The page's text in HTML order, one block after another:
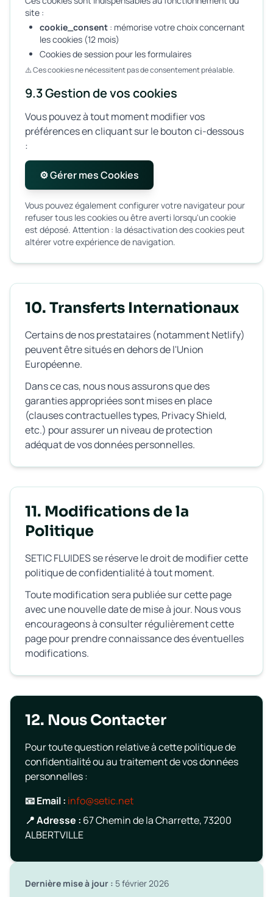
site :
cookie_consent : mémorise votre choix concernant
les cookies (12 mois)
Cookies de session pour les formulaires
⚠️ Ces cookies ne nécessitent pas de consentement préalable.
9.3 Gestion de vos cookies
Vous pouvez à tout moment modifier vos
préférences en cliquant sur le bouton ci-dessous
:
⚙️ Gérer mes Cookies
Vous pouvez également configurer votre navigateur pour
refuser tous les cookies ou être averti lorsqu'un cookie
est déposé. Attention : la désactivation des cookies peut
altérer votre expérience de navigation.
10. Transferts Internationaux
Certains de nos prestataires (notamment Netlify)
peuvent être situés en dehors de l'Union
Européenne.
Dans ce cas, nous nous assurons que des
garanties appropriées sont mises en place
(clauses contractuelles types, Privacy Shield,
etc.) pour assurer un niveau de protection
adéquat de vos données personnelles.
11. Modifications de la
Politique
SETIC FLUIDES se réserve le droit de modifier cette
politique de confidentialité à tout moment.
Toute modification sera publiée sur cette page
avec une nouvelle date de mise à jour. Nous vous
encourageons à consulter régulièrement cette
page pour prendre connaissance des éventuelles
modifications.
12. Nous Contacter
Pour toute question relative à cette politique de
confidentialité ou au traitement de vos données
personnelles :
📧 Email : info@setic.net
📍 Adresse : 67 Chemin de la Charrette, 73200
ALBERTVILLE
Dernière mise à jour : 5 février 2026